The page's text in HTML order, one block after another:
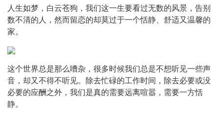
人生如梦，白云苍狗，我们这一生要看过无数的风景，告别
数不清的人，然而留恋的却莫过于一个恬静、舒适又温馨的
家。
这个世界总是那么嘈杂，很多时候我们总是不想听见一些声
音，却又不得不听见。除去忙碌的工作时间，除去必要或没
必要的应酬之外，我们是真的需要远离喧嚣，需要一方恬
静。